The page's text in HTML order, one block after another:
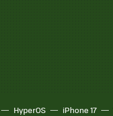
HyperOS iPhone 17